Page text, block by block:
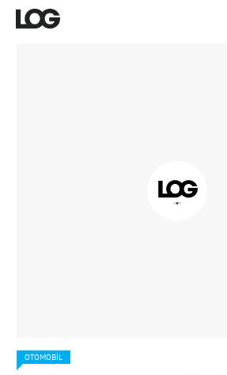
OTOMOBIL